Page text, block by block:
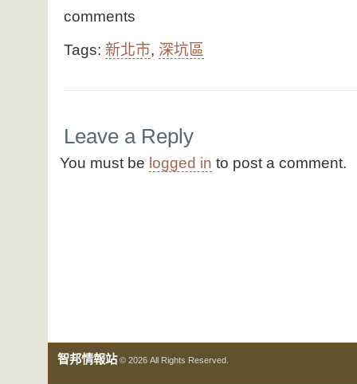
comments
Tags: 新北市, 深坑區
Leave a Reply
You must be logged in to post a comment.
智邦情報站© 2026 All Rights Reserved.